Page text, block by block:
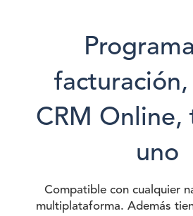
facturación,
CRM Online,
uno
Compatible con cualquier
multiplataforma. Además